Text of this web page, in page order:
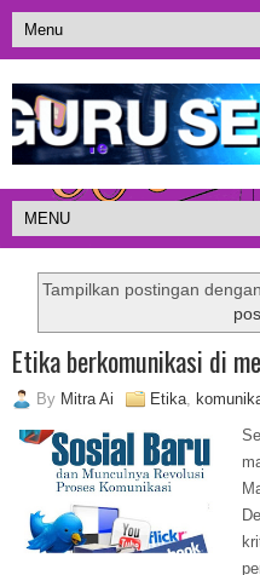
Tampilkan postingan
Etika berkomunikasi di
By Mitra Ai Etika,